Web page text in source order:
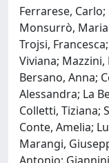
Ferrarese,
Monsurrò, Maria
Trojsi,
Viviana;
Bersano, Anna;
Alessandra; La
Colletti, Tiziana;
Conte, Amelia;
Marangi,
Antonio;